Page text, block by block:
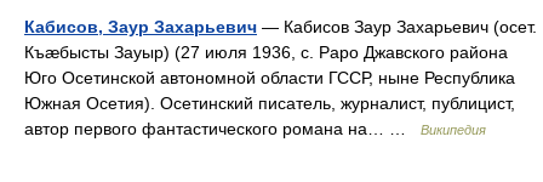
Кабисов, Заур Захарьевич — Кабисов Заур Захарьевич (осет.
Къæбысты Зауыр) (27 июля 1936, с. Раро Джавского района
Юго Осетинской автономной области ГССР, ныне Республика
Южная Осетия). Осетинский писатель, журналист, публицист,
автор первого фантастического романа на… …
Википедия